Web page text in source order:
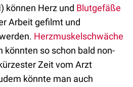
können Herz und Blutgefäße
Arbeit gefilmt und
Herzmuskelschwäche
könnten so schon bald non-
Zeit vom Arzt
könnte man auch